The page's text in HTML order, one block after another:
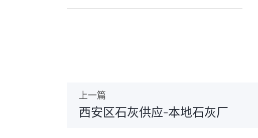
上一篇
西安区石灰供应-本地石灰厂